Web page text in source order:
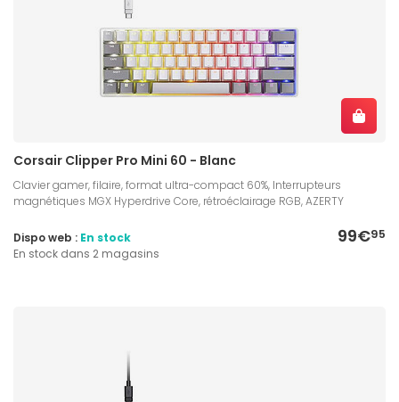
Corsair Clipper Pro Mini 60 - Blanc
Clavier gamer, filaire, format ultra-compact 60%, Interrupteurs
magnétiques MGX Hyperdrive Core, rétroéclairage RGB, AZERTY
99€95
Dispo web : En stock
En stock dans 2 magasins